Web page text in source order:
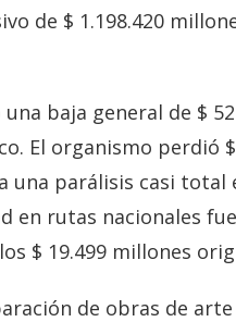
de $ 1.198.420
baja general de $
El organismo perdió
parálisis casi total
en rutas nacionales
$ 19.499 millones
de obras de